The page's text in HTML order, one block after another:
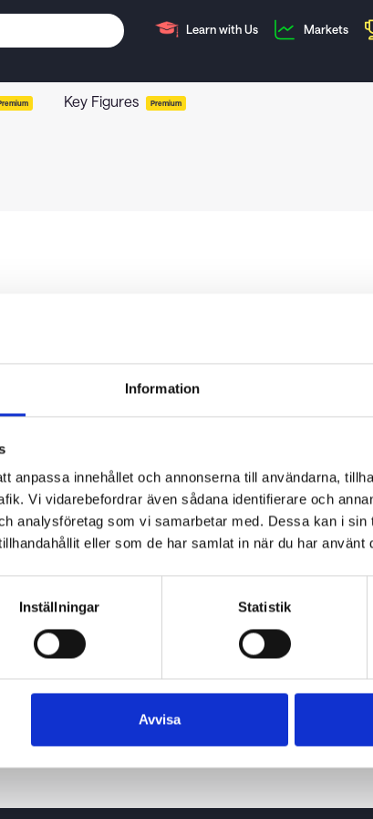
Information
anpassa innehållet och annonserna till användarna,
Vi vidarebefordrar även sådana identifierare och
analysföretag som vi samarbetar med. Dessa kan i sin
eller som de har samlat in när du har använt
Inställningar Statistik
Avvisa
Learn with Us Markets
Key Figures Premium